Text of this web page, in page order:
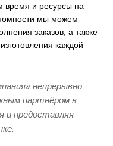
время и ресурсы на
мы можем
заказов, а также
каждой
непрерывно
партнёром в
и предоставляя